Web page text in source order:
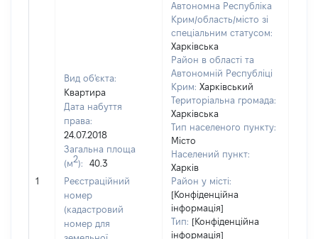
1
Вид об'єкта:
Квартира
Дата набуття
права:
24.07.2018
Загальна площа
(м2):
40.3
Реєстраційний
номер
(кадастровий
номер для
Автономна Республіка
Крим/область/місто зі
спеціальним статусом:
Харківська
Район в області та
Автономній Республіці
Крим: Харківський
Територіальна громада:
Харківська
Тип населеного пункту:
Місто
Населений пункт:
Харків
Район у місті:
[Конфіденційна
інформація]
Тип: [Конфіденційна
інформація]